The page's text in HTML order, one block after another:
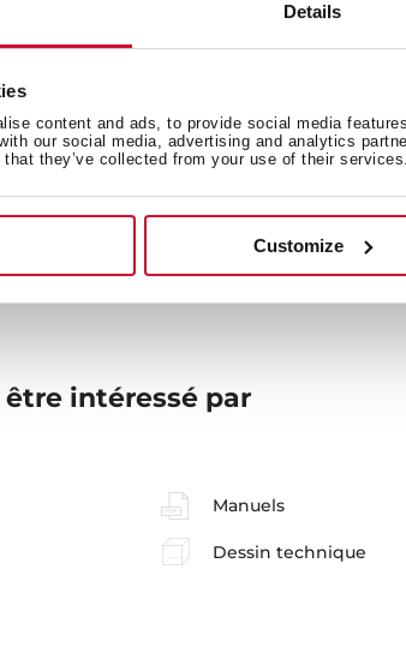
Details
content and ads, to provide social media
our social media, advertising and analytics
that they’ve collected from your use of their services.
Customize
Mesures générales
intéressé par
Manuels
Dessin technique